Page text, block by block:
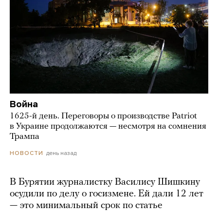
Война
1625-й день. Переговоры о производстве Patriot
в Украине продолжаются — несмотря на сомнения
Трампа
НОВОСТИ день назад
В Бурятии журналистку Василису Шишкину
осудили по делу о госизмене. Ей дали 12 лет
— это минимальный срок по статье